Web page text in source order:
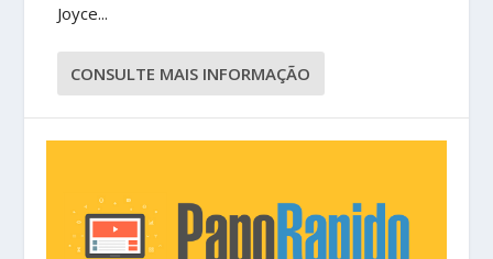
Joyce...
CONSULTE MAIS INFORMAÇÃO